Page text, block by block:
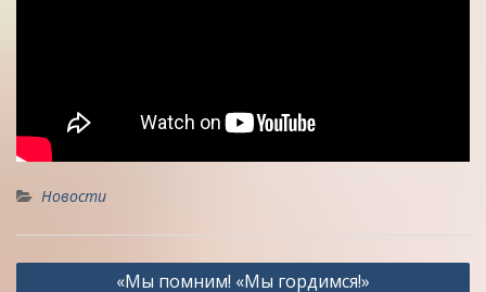
Новости
Навигация
«Мы помним! «Мы гордимся!»